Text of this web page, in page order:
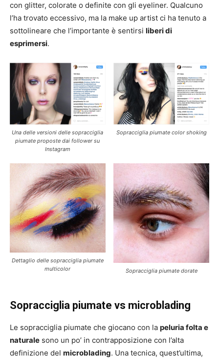
con glitter, colorate o definite con gli eyeliner. Qualcuno
l’ha trovato eccessivo, ma la make up artist ci ha tenuto a
sottolineare che l’importante è sentirsi liberi di
esprimersi.
Una delle versioni delle sopracciglia
piumate proposte dai follower su
Instagram
Sopracciglia piumate color shoking
Dettaglio delle sopracciglia piumate
multicolor
Sopracciglia piumate dorate
Sopracciglia piumate vs microblading
Le sopracciglia piumate che giocano con la peluria folta e
naturale sono un po’ in contrapposizione con l’alta
definizione del microblading. Una tecnica, quest’ultima,